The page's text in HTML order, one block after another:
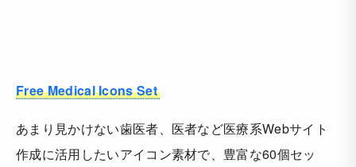
Free Medical Icons Set
あまり見かけない歯医者、医者など医療系Webサイト
作成に活用したいアイコン素材で、豊富な60個セッ